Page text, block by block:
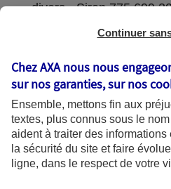
divers - Siren 775 699
Sièges sociaux : 313
Coordonnées de
prudentiel et de
Place de Budapest - CS
Paris Cedex 09. Le
recours et de
Continuer
Chez AXA nous nous
sur nos garanties, sur nos
Ensemble, mettons fin aux
textes, plus connus sous le
aident à traiter des
la sécurité du site et faire
ligne, dans le respect de votre